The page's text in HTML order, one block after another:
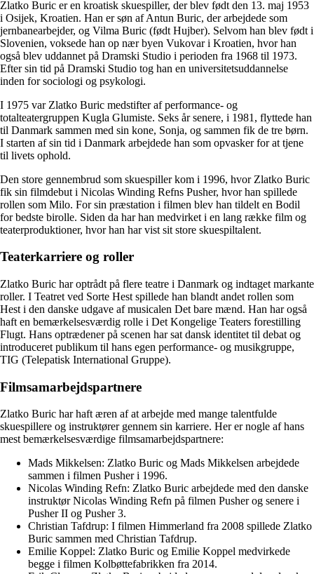
Zlatko Buric er en kroatisk skuespiller, der blev født den 13. maj 1953
i Osijek, Kroatien. Han er søn af Antun Buric, der arbejdede som
jernbanearbejder, og Vilma Buric (født Hujber). Selvom han blev født i
Slovenien, voksede han op nær byen Vukovar i Kroatien, hvor han
også blev uddannet på Dramski Studio i perioden fra 1968 til 1973.
Efter sin tid på Dramski Studio tog han en universitetsuddannelse
inden for sociologi og psykologi.
I 1975 var Zlatko Buric medstifter af performance- og
totalteatergruppen Kugla Glumiste. Seks år senere, i 1981, flyttede han
til Danmark sammen med sin kone, Sonja, og sammen fik de tre børn.
I starten af sin tid i Danmark arbejdede han som opvasker for at tjene
til livets ophold.
Den store gennembrud som skuespiller kom i 1996, hvor Zlatko Buric
fik sin filmdebut i Nicolas Winding Refns Pusher, hvor han spillede
rollen som Milo. For sin præstation i filmen blev han tildelt en Bodil
for bedste birolle. Siden da har han medvirket i en lang række film og
teaterproduktioner, hvor han har vist sit store skuespiltalent.
Teaterkarriere og roller
Zlatko Buric har optrådt på flere teatre i Danmark og indtaget markante
roller. I Teatret ved Sorte Hest spillede han blandt andet rollen som
Hest i den danske udgave af musicalen Det bare mænd. Han har også
haft en bemærkelsesværdig rolle i Det Kongelige Teaters forestilling
Flugt. Hans optrædener på scenen har sat dansk identitet til debat og
introduceret publikum til hans egen performance- og musikgruppe,
TIG (Telepatisk International Gruppe).
Filmsamarbejdspartnere
Zlatko Buric har haft æren af at arbejde med mange talentfulde
skuespillere og instruktører gennem sin karriere. Her er nogle af hans
mest bemærkelsesværdige filmsamarbejdspartnere:
Mads Mikkelsen: Zlatko Buric og Mads Mikkelsen arbejdede
sammen i filmen Pusher i 1996.
Nicolas Winding Refn: Zlatko Buric arbejdede med den danske
instruktør Nicolas Winding Refn på filmen Pusher og senere i
Pusher II og Pusher 3.
Christian Tafdrup: I filmen Himmerland fra 2008 spillede Zlatko
Buric sammen med Christian Tafdrup.
Emilie Koppel: Zlatko Buric og Emilie Koppel medvirkede
begge i filmen Kolbøttefabrikken fra 2014.